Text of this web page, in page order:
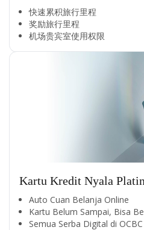
快速累积旅行里程​
奖励旅行里程​
机场贵宾室使用权限​
Kartu Kredit Nyala
Auto Cuan Belanja Online
Kartu Belum Sampai, Bisa
Semua Serba Digital di